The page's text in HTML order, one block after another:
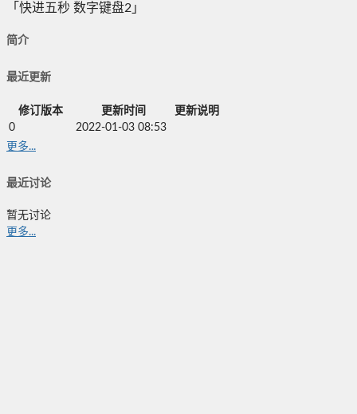
「快进五秒 数字键盘2」
简介
最近更新
修订版本 更新时间
更新说明
0
2022-01-03 08:53
更多...
最近讨论
暂无讨论
更多...